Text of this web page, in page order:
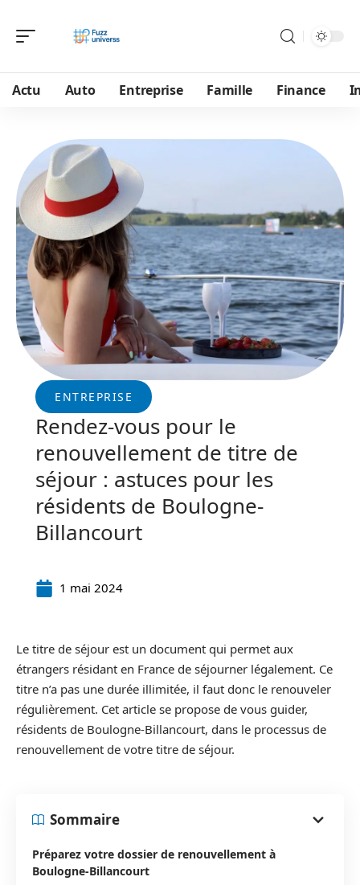
Actu Auto Entreprise Famille Finance
ENTREPRISE
Rendez-vous pour le
renouvellement de titre de
séjour : astuces pour les
résidents de Boulogne-
Billancourt
1 mai 2024
Le titre de séjour est un document qui permet aux
étrangers résidant en France de séjourner légalement. Ce
titre n’a pas une durée illimitée, il faut donc le renouveler
régulièrement. Cet article se propose de vous guider,
résidents de Boulogne-Billancourt, dans le processus de
renouvellement de votre titre de séjour.
Sommaire
Préparez votre dossier de renouvellement à
Boulogne-Billancourt